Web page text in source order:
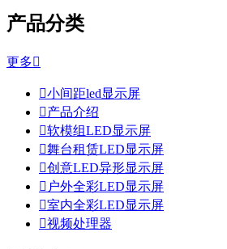
产品分类
更多
小间距led显示屏
产品介绍
软模组LED显示屏
舞台租赁LED显示屏
创意LED异形显示屏
 户外全彩LED显示屏
室内全彩LED显示屏
视频处理器